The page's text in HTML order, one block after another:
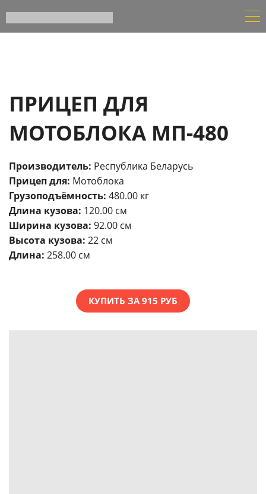
ПРИЦЕП ДЛЯ
МОТОБЛОКА МП-480
Производитель: Республика Беларусь
Прицеп для: Мотоблока
Грузоподъёмность: 480.00 кг
Длина кузова: 120.00 см
Ширина кузова: 92.00 см
Высота кузова: 22 см
Длина: 258.00 см
КУПИТЬ ЗА 915 РУБ